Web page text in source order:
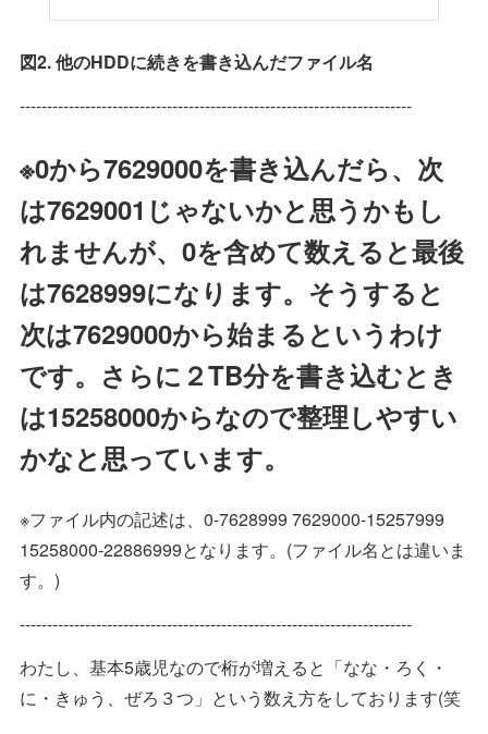
図2. 他のHDDに続きを書き込んだファイル名
------------------------------------------------------------------------
※0から7629000を書き込んだら、次
は7629001じゃないかと思うかもし
れませんが、0を含めて数えると最後
は7628999になります。そうすると
次は7629000から始まるというわけ
です。さらに２TB分を書き込むとき
は15258000からなので整理しやすい
かなと思っています。
※ファイル内の記述は、0-7628999 7629000-15257999
15258000-22886999となります。(ファイル名とは違いま
す。)
------------------------------------------------------------------------
わたし、基本5歳児なので桁が増えると「なな・ろく・
に・きゅう、ぜろ３つ」という数え方をしております(笑